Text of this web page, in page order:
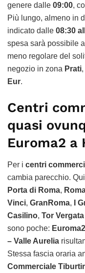
genere dalle 09:00,
Più lungo, almeno in
indicato dalle 08:30
spesa sarà possibile
meno regolare del
negozio in zona Prati
Eur.
Centri
quasi
Euroma2 a
Per i centri
cambia parecchio.
Porta di Roma,
Vinci, GranRoma, I
Casilino, Tor Vergata
sono poche: Euroma2
– Valle Aurelia
Stessa fascia oraria
Commerciale